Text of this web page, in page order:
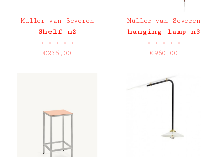
Muller van Severen
Shelf n2
• • • • •
€235,00
Muller van Severen
hanging lamp n3
• • • • •
€960,00